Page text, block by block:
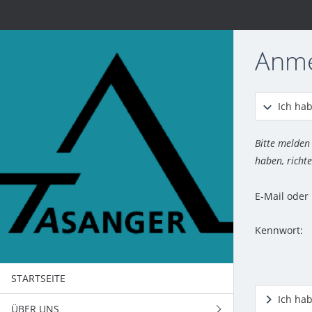
STARTSEITE
ÜBER UNS
Ich
Bitte
haben,
E-Mail
Kennwort:
Ich